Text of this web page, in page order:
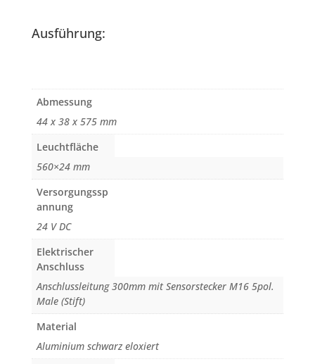
Ausführung:
Abmessung
44 x 38 x 575 mm
Leuchtfläche
560×24 mm
Versorgungssp
annung
24 V DC
Elektrischer
Anschluss
Anschlussleitung 300mm mit Sensorstecker M16 5pol.
Male (Stift)
Material
Aluminium schwarz eloxiert